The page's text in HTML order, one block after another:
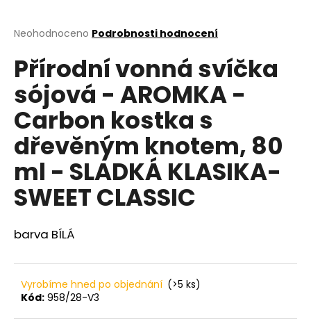
Průměrné
produktu
je
z
5
hvězdiček.
Neohodnoceno Podrobnosti hodnocení
Přírodní vonná svíčka
sójová - AROMKA -
Carbon kostka s
dřevěným knotem, 80
ml - SLADKÁ KLASIKA-
SWEET CLASSIC
barva BÍLÁ
Vyrobíme hned po objednání (>5 ks)
Kód: 958/28-V3
j
t
?
HLEDAT
o
o
u
č